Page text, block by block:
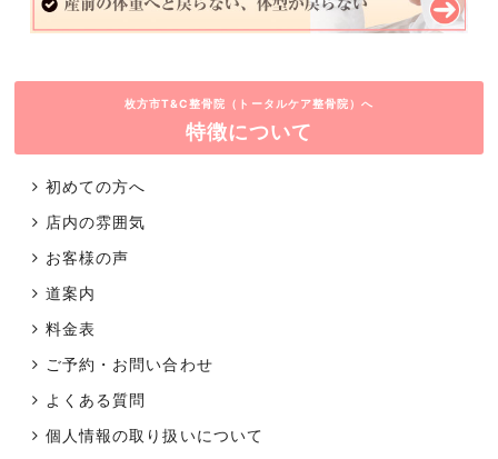
枚方市T&C整骨院（トータルケア整骨院）へ
特徴について
初めての方へ
店内の雰囲気
お客様の声
道案内
料金表
ご予約・お問い合わせ
よくある質問
個人情報の取り扱いについて